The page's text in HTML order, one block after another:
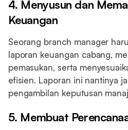
4. Menyusun dan
Keuangan
Seorang branch manager
laporan keuangan cabang,
pemasukan, serta
efisien. Laporan ini nantinya
pengambilan keputusan
5. Membuat